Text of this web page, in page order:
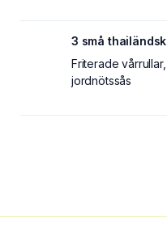
3 små
Friterade
jordnötssås